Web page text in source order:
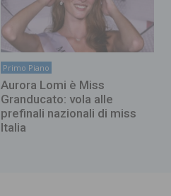
Primo Piano
Aurora Lomi è Miss
Granducato: vola alle
prefinali nazionali di miss
Italia